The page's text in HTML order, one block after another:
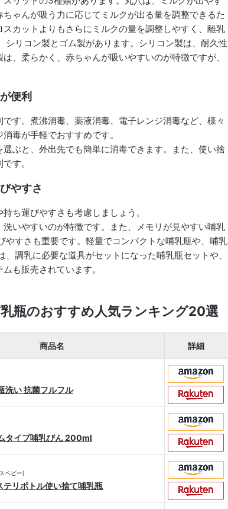
ゃんが吸う力に応じてミルクが出る量を調整できるた
カットよりもさらにミルクの量を調整しやすく、離乳
リコン製とゴム製があります。シリコン製は、耐久性
、柔らかく、赤ちゃんが吸いやすいのが特徴ですが、
便利
す。煮沸消毒、薬液消毒、電子レンジ消毒など、様々
毒が手軽でおすすめです。
ぶと、外出先でも簡単に消毒できます。また、使い捨
す。
やすさ
ち運びやすさも考慮しましょう。
いやすいのが特徴です。また、メモリが見やすい哺乳
すさも重要です。軽量でコンパクトな哺乳瓶や、哺乳
調乳に必要な道具がセットになった哺乳瓶セットや、
も販売されています。
瓶のおすすめ人気ランキング20選
商品名 詳細
洗い 抗菌フルフル
タイプ哺乳びん 200ml
ベビー)
リボトル使い捨て哺乳瓶